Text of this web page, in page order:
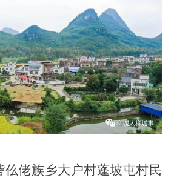
仫佬族乡大户村蓬坡屯村民